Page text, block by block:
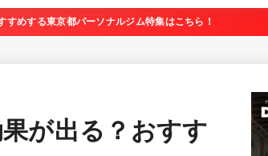
すめする東京都パーソナルジム特集はこちら！
が出る？おすす